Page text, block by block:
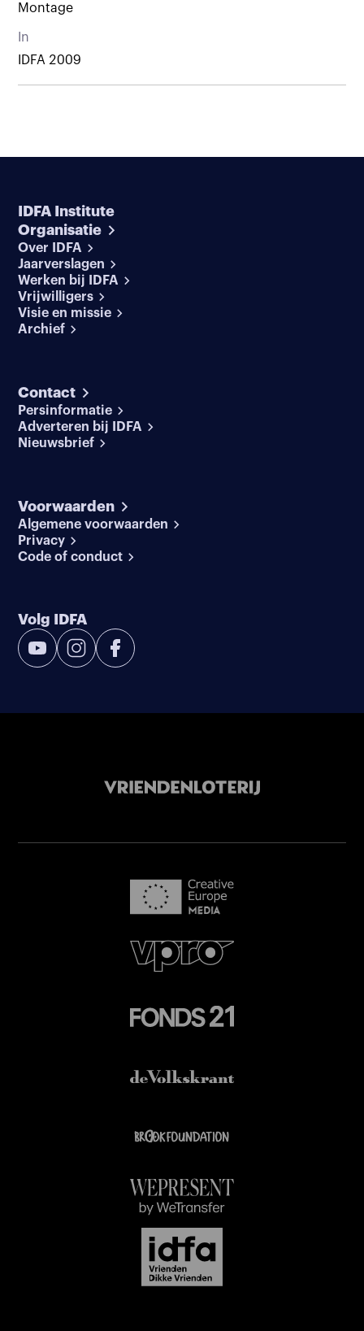
Montage
In
IDFA 2009
IDFA Institute
Organisatie
Over IDFA
Jaarverslagen
Werken bij IDFA
Vrijwilligers
Visie en missie
Archief
Contact
Persinformatie
Adverteren bij IDFA
Nieuwsbrief
Voorwaarden
Algemene voorwaarden
Privacy
Code of conduct
Volg IDFA